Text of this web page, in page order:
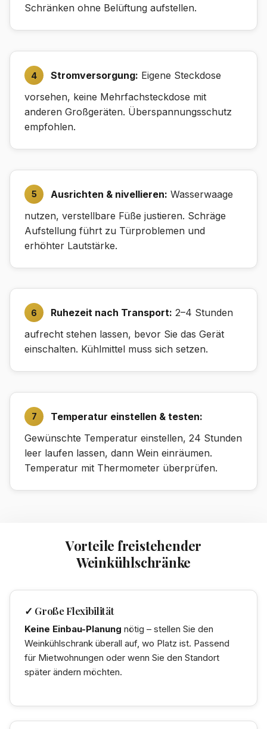
Schränken ohne Belüftung aufstellen.
Stromversorgung: Eigene Steckdose
vorsehen, keine Mehrfachsteckdose mit
anderen Großgeräten. Überspannungsschutz
empfohlen.
Ausrichten & nivellieren: Wasserwaage
nutzen, verstellbare Füße justieren. Schräge
Aufstellung führt zu Türproblemen und
erhöhter Lautstärke.
Ruhezeit nach Transport: 2–4 Stunden
aufrecht stehen lassen, bevor Sie das Gerät
einschalten. Kühlmittel muss sich setzen.
Temperatur einstellen & testen:
Gewünschte Temperatur einstellen, 24 Stunden
leer laufen lassen, dann Wein einräumen.
Temperatur mit Thermometer überprüfen.
Vorteile freistehender
Weinkühlschränke
✓ Große Flexibilität
Keine Einbau-Planung nötig – stellen Sie den
Weinkühlschrank überall auf, wo Platz ist. Passend
für Mietwohnungen oder wenn Sie den Standort
später ändern möchten.